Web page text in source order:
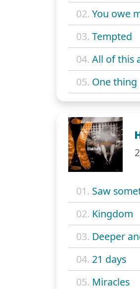
02. You owe
03. Tempted
04. All of this
05. One thing
01. Saw
02. Kingdom
03. Deeper
04. 21 days
05. Miracles